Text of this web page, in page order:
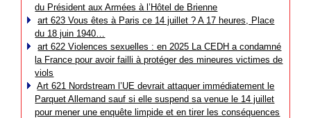
du Président aux Armées à l’Hôtel de Brienne
art 623 Vous êtes à Paris ce 14 juillet ? A 17 heures, Place
du 18 juin 1940…
art 622 Violences sexuelles : en 2025 La CEDH a condamné
la France pour avoir failli à protéger des mineures victimes de
viols
Art 621 Nordstream l’UE devrait attaquer immédiatement le
Parquet Allemand sauf si elle suspend sa venue le 14 juillet
pour mener une enquête limpide et en tirer les conséquences